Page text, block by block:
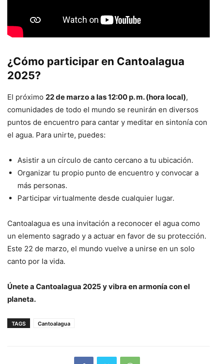
¿Cómo participar en Cantoalagua
2025?
El próximo 22 de marzo a las 12:00 p. m. (hora local),
comunidades de todo el mundo se reunirán en diversos
puntos de encuentro para cantar y meditar en sintonía con
el agua. Para unirte, puedes:
Asistir a un círculo de canto cercano a tu ubicación.
Organizar tu propio punto de encuentro y convocar a
más personas.
Participar virtualmente desde cualquier lugar.
Cantoalagua es una invitación a reconocer el agua como
un elemento sagrado y a actuar en favor de su protección.
Este 22 de marzo, el mundo vuelve a unirse en un solo
canto por la vida.
Únete a Cantoalagua 2025 y vibra en armonía con el
planeta.
TAGS Cantoalagua